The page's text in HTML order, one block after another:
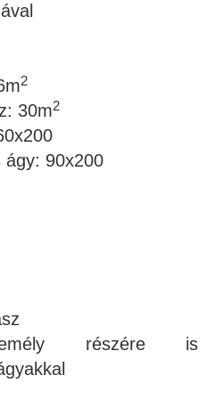
2
30m2
ágy: 90x200
részére is